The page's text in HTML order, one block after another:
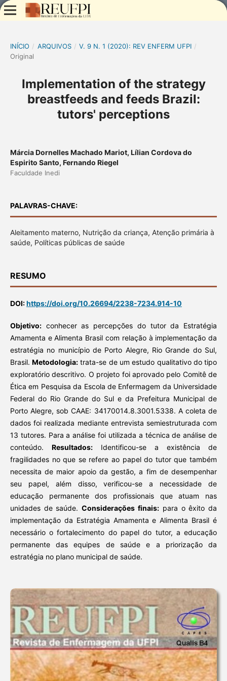
INÍCIO / ARQUIVOS / V. 9 N. 1 (2020): REV ENFERM UFPI /
Original
Implementation of the strategy
breastfeeds and feeds Brazil:
tutors' perceptions
Márcia Dornelles Machado Mariot, Lílian Cordova do
Espirito Santo, Fernando Riegel
Faculdade Inedi
PALAVRAS-CHAVE:
Aleitamento materno, Nutrição da criança, Atenção primária à
saúde, Políticas públicas de saúde
RESUMO
DOI:https://doi.org/10.26694/2238-7234.914-10
Objetivo:conhecer as percepções do tutor da Estratégia
Amamenta e Alimenta Brasil com relação à implementação da
estratégia no município de Porto Alegre, Rio Grande do Sul,
Brasil.Metodologia: trata-se de um estudo qualitativo do tipo
exploratório descritivo. O projeto foi aprovado pelo Comitê de
Ética em Pesquisa da Escola de Enfermagem da Universidade
Federal do Rio Grande do Sul e da Prefeitura Municipal de
Porto Alegre, sob CAAE: 34170014.8.3001.5338. A coleta de
dados foi realizada mediante entrevista semiestruturada com
13 tutores. Para a análise foi utilizada a técnica de análise de
conteúdo. Resultados:Identificou-se a existência de
fragilidades no que se refere ao papel do tutor que também
necessita de maior apoio da gestão, a fim de desempenhar
seu papel, além disso, verificou-se a necessidade de
educação permanente dos profissionais que atuam nas
unidades de saúde.Considerações finais: para o êxito da
implementação da Estratégia Amamenta e Alimenta Brasil é
necessário o fortalecimento do papel do tutor, a educação
permanente das equipes de saúde e a priorização da
estratégia no plano municipal de saúde.